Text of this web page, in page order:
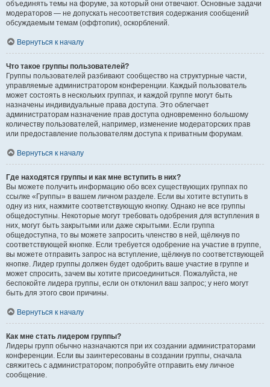
объединять темы на форуме, за который они отвечают. Основные задачи
модераторов — не допускать несоответствия содержания сообщений
обсуждаемым темам (оффтопик), оскорблений.
Вернуться к началу
Что такое группы пользователей?
Группы пользователей разбивают сообщество на структурные части,
управляемые администратором конференции. Каждый пользователь
может состоять в нескольких группах, и каждой группе могут быть
назначены индивидуальные права доступа. Это облегчает
администраторам назначение прав доступа одновременно большому
количеству пользователей, например, изменение модераторских прав
или предоставление пользователям доступа к приватным форумам.
Вернуться к началу
Где находятся группы и как мне вступить в них?
Вы можете получить информацию обо всех существующих группах по
ссылке «Группы» в вашем личном разделе. Если вы хотите вступить в
одну из них, нажмите соответствующую кнопку. Однако не все группы
общедоступны. Некоторые могут требовать одобрения для вступления в
них, могут быть закрытыми или даже скрытыми. Если группа
общедоступна, то вы можете запросить членство в ней, щёлкнув по
соответствующей кнопке. Если требуется одобрение на участие в группе,
вы можете отправить запрос на вступление, щёлкнув по соответствующей
кнопке. Лидер группы должен будет одобрить ваше участие в группе и
может спросить, зачем вы хотите присоединиться. Пожалуйста, не
беспокойте лидера группы, если он отклонил ваш запрос; у него могут
быть для этого свои причины.
Вернуться к началу
Как мне стать лидером группы?
Лидеры групп обычно назначаются при их создании администраторами
конференции. Если вы заинтересованы в создании группы, сначала
свяжитесь с администратором; попробуйте отправить ему личное
сообщение.